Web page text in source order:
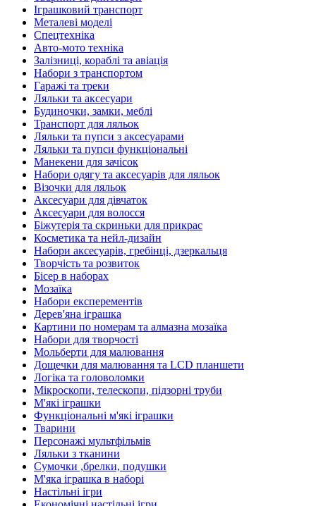
Іграшковий транспорт
Металеві моделі
Спецтехніка
Авто-мото техніка
Залізниці, кораблі та авіація
Набори з транспортом
Гаражі та треки
Ляльки та аксесуари
Будиночки, замки, меблі
Транспорт для ляльок
Ляльки та пупси з аксесуарами
Ляльки та пупси функціональні
Манекени для зачісок
Набори одягу та аксесуарів для ляльок
Візочки для ляльок
Аксесуари для дівчаток
Аксесуари для волосся
Біжутерія та скриньки для прикрас
Косметика та нейл-дизайн
Набори аксесуарів, гребінці, дзеркальця
Творчість та розвиток
Бісер в наборах
Мозаїка
Набори експерементів
Дерев'яна іграшка
Картини по номерам та алмазна мозаїка
Набори для творчості
Мольберти для малювання
Дощечки для малювання та LCD планшети
Логіка та головоломки
Мікроскопи, телескопи, підзорні труби
М'які іграшки
Функціональні м'які іграшки
Тварини
Персонажі мультфільмів
Ляльки з тканини
Сумочки ,брелки, подушки
М'яка іграшка в наборі
Настільні ігри